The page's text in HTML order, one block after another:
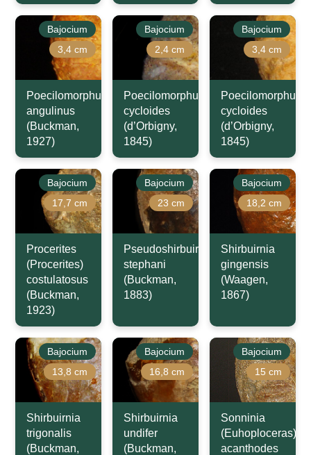
Bajocium
3,4 cm
Poecilomorphus
angulinus
(Buckman,
1927)
Bajocium
2,4 cm
Poecilomorphus
cycloides
(d’Orbigny,
1845)
Bajocium
3,4 cm
Poecilomorphus
cycloides
(d’Orbigny,
1845)
Bajocium
17,7 cm
Procerites
(Procerites)
costulatosus
(Buckman,
1923)
Bajocium
23 cm
Pseudoshirbuirnia
stephani
(Buckman,
1883)
Bajocium
18,2 cm
Shirbuirnia
gingensis
(Waagen,
1867)
Bajocium
13,8 cm
Shirbuirnia
trigonalis
(Buckman,
Bajocium
16,8 cm
Shirbuirnia
undifer
(Buckman,
Bajocium
15 cm
Sonninia
(Euhoploceras)
acanthodes